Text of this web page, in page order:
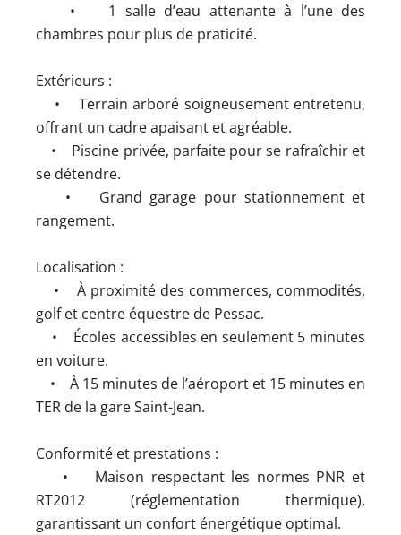
• 1 salle d’eau attenante à l’une des
chambres pour plus de praticité.
Extérieurs :
• Terrain arboré soigneusement entretenu,
offrant un cadre apaisant et agréable.
• Piscine privée, parfaite pour se rafraîchir et
se détendre.
• Grand garage pour stationnement et
rangement.
Localisation :
• À proximité des commerces, commodités,
golf et centre équestre de Pessac.
• Écoles accessibles en seulement 5 minutes
en voiture.
• À 15 minutes de l’aéroport et 15 minutes en
TER de la gare Saint-Jean.
Conformité et prestations :
• Maison respectant les normes PNR et
RT2012 (réglementation thermique),
garantissant un confort énergétique optimal.